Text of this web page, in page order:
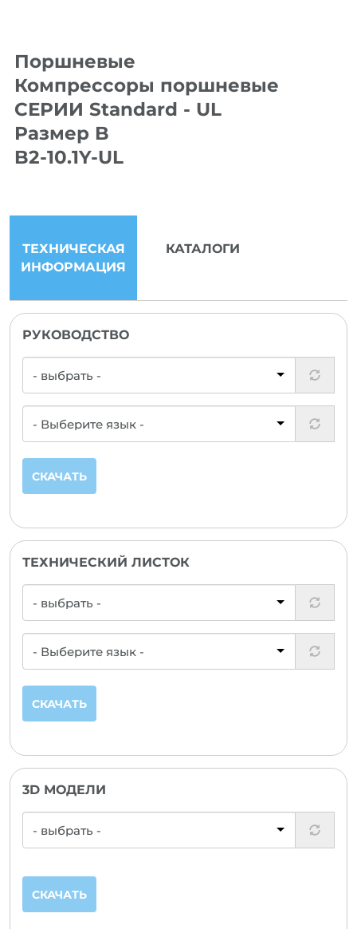
Поршневые
Компрессоры поршневые
СЕРИИ Standard - UL
Размер B
B2-10.1Y-UL
ТЕХНИЧЕСКАЯ
ИНФОРМАЦИЯ
КАТАЛОГИ
РУКОВОДСТВО
СКАЧАТЬ
ТЕХНИЧЕСКИЙ ЛИСТОК
СКАЧАТЬ
3D МОДЕЛИ
СКАЧАТЬ